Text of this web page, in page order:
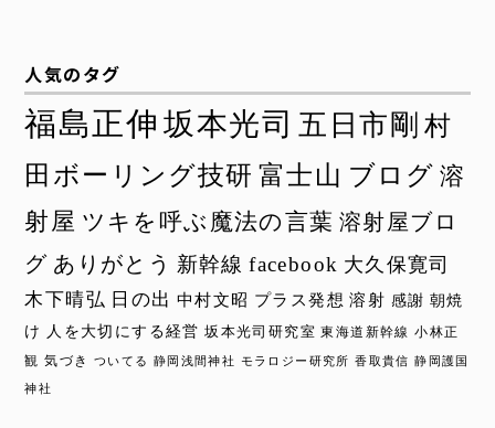
人気のタグ
福島正伸 坂本光司 五日市剛 村
田ボーリング技研 富士山 ブログ 溶
射屋 ツキを呼ぶ魔法の言葉 溶射屋ブロ
グ ありがとう 新幹線 facebook 大久保寛司
木下晴弘 日の出 中村文昭 プラス発想 溶射 感謝 朝焼
け
人を大切にする経営 坂本光司研究室 東海道新幹線 小林正
観 気づき ついてる 静岡浅間神社 モラロジー研究所 香取貴信 静岡護国
神社